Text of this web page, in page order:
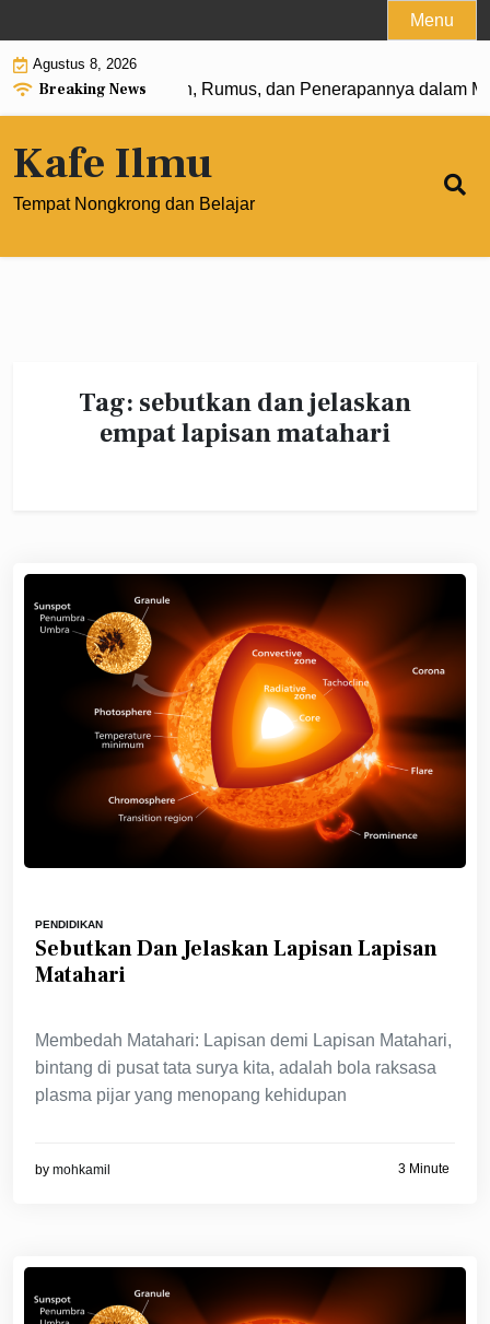
to
content
Menu
Agustus 8, 2026
Breaking News
0: Pengertian, Rumus, dan Penerapannya dalam
Kafe Ilmu
Tempat Nongkrong dan Belajar
Tag: sebutkan dan jelaskan
empat lapisan matahari
PENDIDIKAN
Sebutkan Dan Jelaskan Lapisan Lapisan
Matahari
Membedah Matahari: Lapisan demi Lapisan Matahari,
bintang di pusat tata surya kita, adalah bola raksasa
plasma pijar yang menopang kehidupan
by mohkamil 3 Minute